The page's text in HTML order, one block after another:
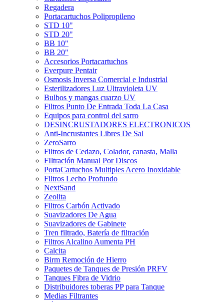
Regadera
Portacartuchos Polipropileno
STD 10"
STD 20"
BB 10"
BB 20"
Accesorios Portacartuchos
Everpure Pentair
Osmosis Inversa Comercial e Industrial
Esterilizadores Luz Ultravioleta UV
Bulbos y mangas cuarzo UV
Filtros Punto De Entrada Toda La Casa
Equipos para control del sarro
DESINCRUSTADORES ELECTRONICOS
Anti-Incrustantes Libres De Sal
ZeroSarro
Filtros de Cedazo, Colador, canasta, Malla
FIltración Manual Por Discos
PortaCartuchos Multiples Acero Inoxidable
Filtros Lecho Profundo
NextSand
Zeolita
Filtros Carbón Activado
Suavizadores De Agua
Suavizadores de Gabinete
Tren filtrado, Batería de filtración
Filtros Alcalino Aumenta PH
Calcita
Birm Remoción de Hierro
Paquetes de Tanques de Presión PRFV
Tanques Fibra de Vidrio
Distribuidores toberas PP para Tanque
Medias Filtrantes